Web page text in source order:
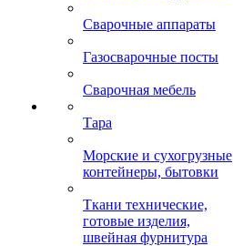
Сварочные аппараты
Газосварочные посты
Сварочная мебель
Тара
Морские и сухогрузные
контейнеры, бытовки
Ткани технические,
готовые изделия,
швейная фурнитура